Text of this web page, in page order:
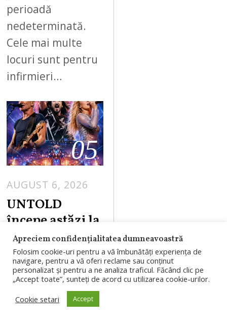
perioadă
nedeterminată.
Cele mai multe
locuri sunt pentru
infirmieri…
05
AUGUST 6, 2026
UNTOLD
începe astăzi la
Cluj. Ce au
cerut Sting,
Steve Aoki și
Zara Larsson în
culise
Apreciem confidențialitatea dumneavoastră
Folosim cookie-uri pentru a vă îmbunătăți experiența de
navigare, pentru a vă oferi reclame sau conținut
personalizat și pentru a ne analiza traficul. Făcând clic pe
„Accept toate”, sunteți de acord cu utilizarea cookie-urilor.
Cookie setari
Accept